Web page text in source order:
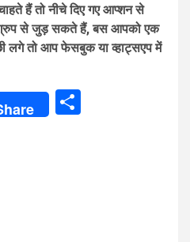
हैं तो नीचे दिए गए आप्शन से
ग्रुप से जुड़ सकते हैं, बस आपको एक
लगे तो आप फेसबुक या व्हाट्सएप में